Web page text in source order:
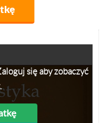
się aby zobaczyć